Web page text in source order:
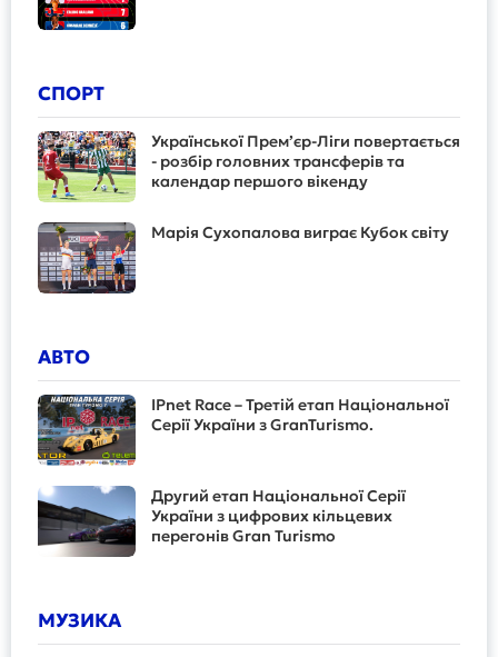
СПОРТ
Української Прем’єр-Ліги повертається
- розбір головних трансферів та
календар першого вікенду
Марія Сухопалова виграє Кубок світу
АВТО
IPnet Race – Третій етап Національної
Серії України з GranTurismo.
Другий етап Національної Серії
України з цифрових кільцевих
перегонів Gran Turismo
МУЗИКА